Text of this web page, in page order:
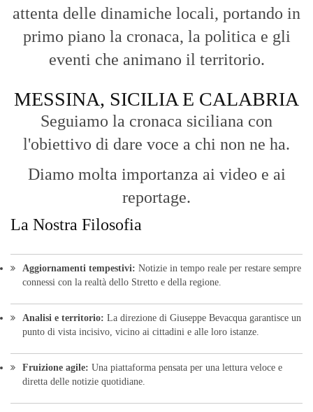
attenta delle dinamiche locali, portando in
primo piano la cronaca, la politica e gli
eventi che animano il territorio.
MESSINA, SICILIA E CALABRIA
Seguiamo la cronaca siciliana con
l'obiettivo di dare voce a chi non ne ha.
Diamo molta importanza ai video e ai
reportage.
La Nostra Filosofia
Aggiornamenti tempestivi: Notizie in tempo reale per restare sempre
connessi con la realtà dello Stretto e della regione.
Analisi e territorio: La direzione di Giuseppe Bevacqua garantisce un
punto di vista incisivo, vicino ai cittadini e alle loro istanze.
Fruizione agile: Una piattaforma pensata per una lettura veloce e
diretta delle notizie quotidiane.